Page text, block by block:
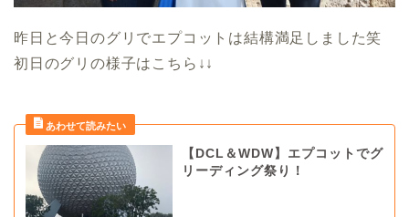
昨日と今日のグリでエプコットは結構満足しました笑
初日のグリの様子はこちら↓↓
【DCL＆WDW】エプコットでグ
リーディング祭り！